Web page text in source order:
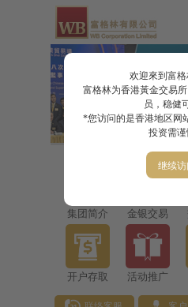
欢迎來到富格
富格林为香港黃金交易
员，稳健
*您访问的是香港地区网
投资需谨
继续访
集团简介 金银交易
开户存取 活动推广